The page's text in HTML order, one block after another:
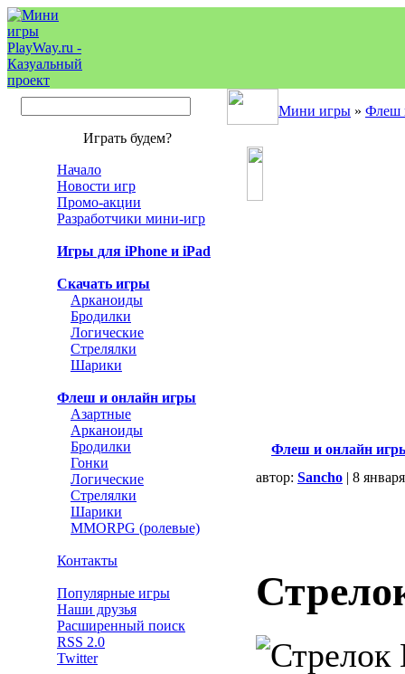
Мини игры » Флеш
Играть будем?
Начало
Новости игр
Промо-акции
Разработчики мини-игр
Игры для iPhone и iPad
Скачать игры
Арканоиды
Бродилки
Логические
Стрелялки
Шарики
Флеш и онлайн игры
Азартные
Арканоиды
Бродилки
Гонки
Логические
Стрелялки
Шарики
MMORPG (ролевые)
Контакты
Популярные игры
Наши друзья
Расширенный поиск
RSS 2.0
Twitter
Флеш и онлайн
автор: Sancho | 8